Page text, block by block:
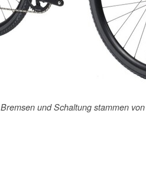
Bremsen und Schaltung stammen